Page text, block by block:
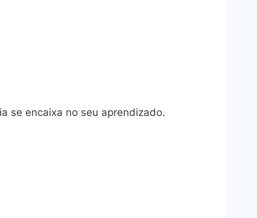
se encaixa no seu aprendizado.